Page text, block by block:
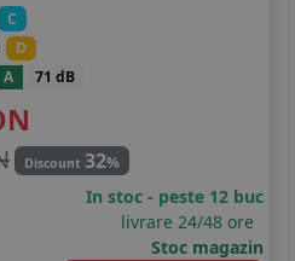
C
D
A 71 dB
Discount 32%
In stoc - peste 12 buc
livrare 24/48 ore
Stoc magazin